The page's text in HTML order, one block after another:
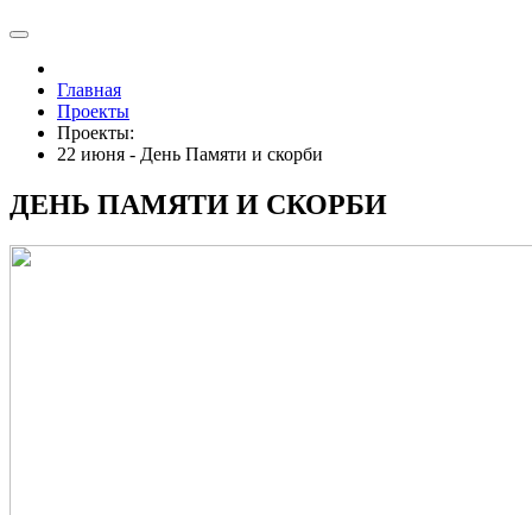
Главная
Проекты
Проекты:
22 июня - День Памяти и скорби
ДЕНЬ ПАМЯТИ И СКОРБИ